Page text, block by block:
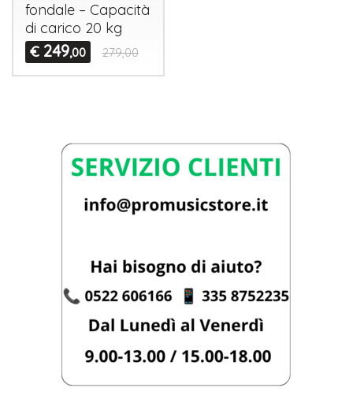
fondale – Capacità
di carico 20 kg
€ 249,00 279,00